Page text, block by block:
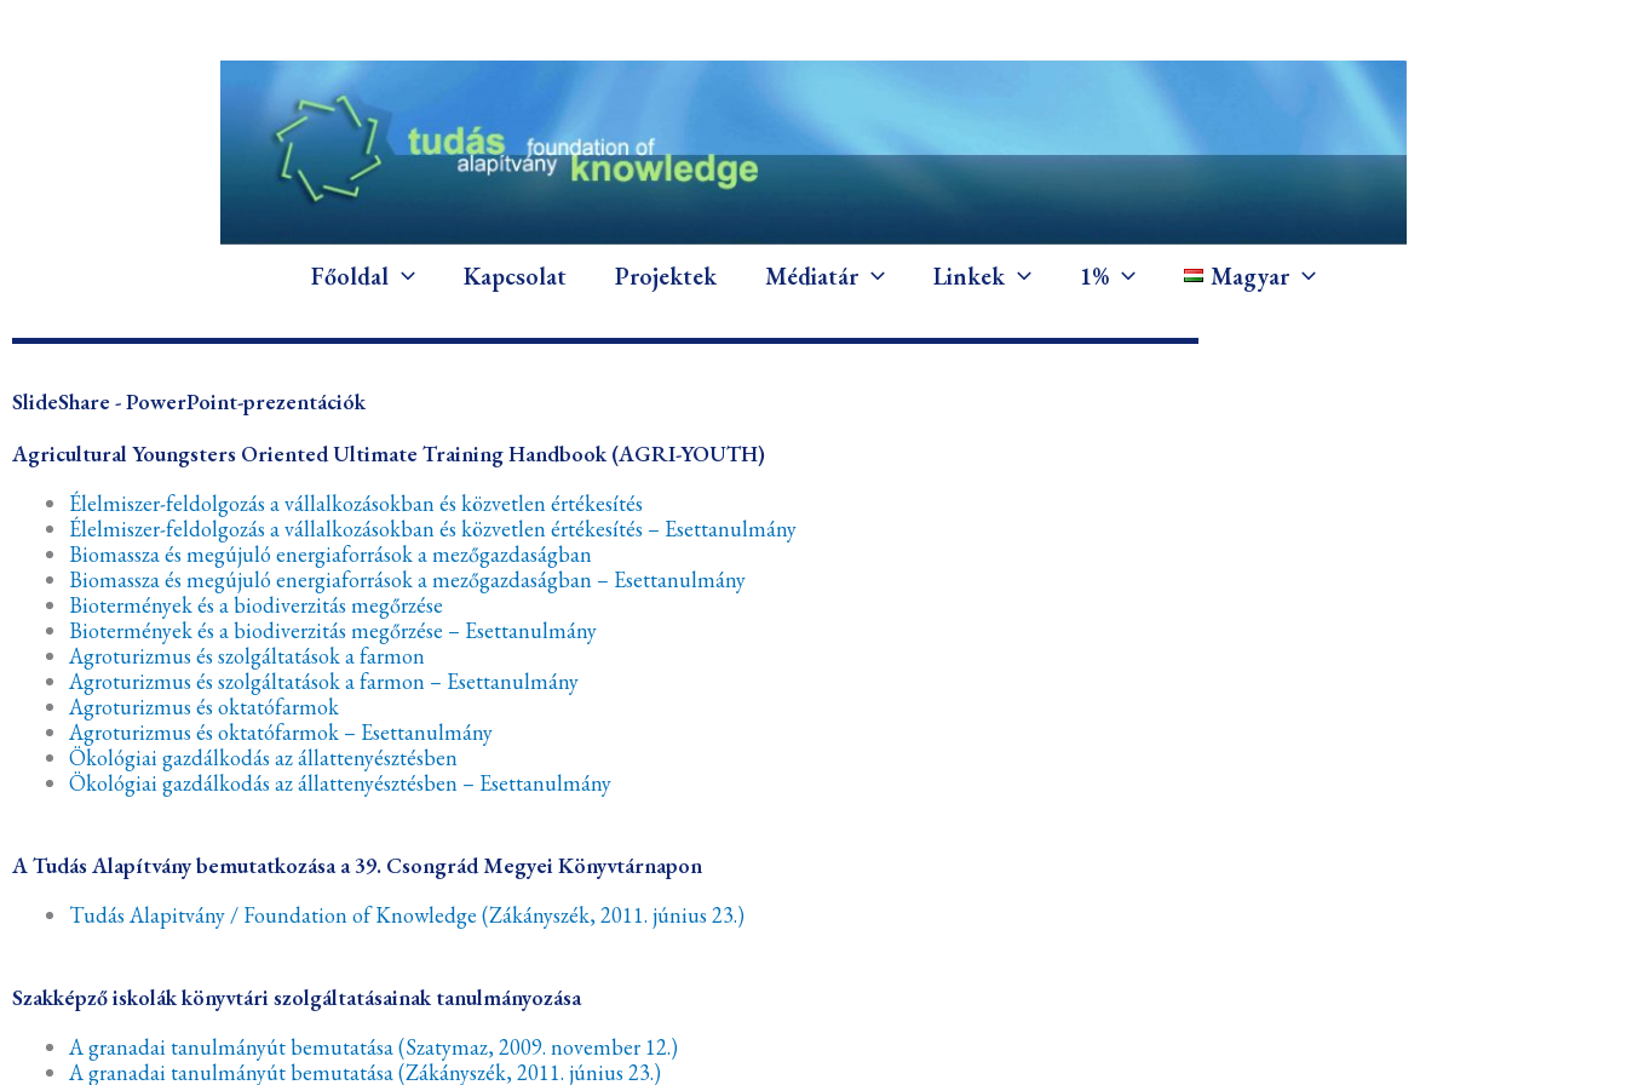
Főoldal Kapcsolat Projektek Médiatár Linkek 1% Magyar
SlideShare - PowerPoint-prezentációk
Agricultural Youngsters Oriented Ultimate Training Handbook (AGRI-YOUTH)
Élelmiszer-feldolgozás a vállalkozásokban és közvetlen értékesítés
Élelmiszer-feldolgozás a vállalkozásokban és közvetlen értékesítés – Esettanulmány
Biomassza és megújuló energiaforrások a mezőgazdaságban
Biomassza és megújuló energiaforrások a mezőgazdaságban – Esettanulmány
Biotermények és a biodiverzitás megőrzése
Biotermények és a biodiverzitás megőrzése – Esettanulmány
Agroturizmus és szolgáltatások a farmon
Agroturizmus és szolgáltatások a farmon – Esettanulmány
Agroturizmus és oktatófarmok
Agroturizmus és oktatófarmok – Esettanulmány
Ökológiai gazdálkodás az állattenyésztésben
Ökológiai gazdálkodás az állattenyésztésben – Esettanulmány
A Tudás Alapítvány bemutatkozása a 39. Csongrád Megyei Könyvtárnapon
Tudás Alapitvány / Foundation of Knowledge (Zákányszék, 2011. június 23.)
Szakképző iskolák könyvtári szolgáltatásainak tanulmányozása
A granadai tanulmányút bemutatása (Szatymaz, 2009. november 12.)
A granadai tanulmányút bemutatása (Zákányszék, 2011. június 23.)